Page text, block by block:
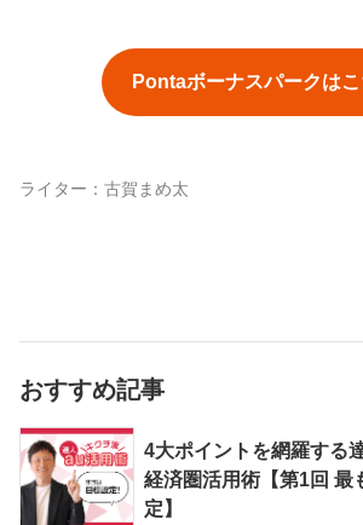
Pontaボーナスパークはこ
ライター： 古賀まめ太
おすすめ記事
4大ポイントを網羅する
経済圏活用術【第1回 最
定】